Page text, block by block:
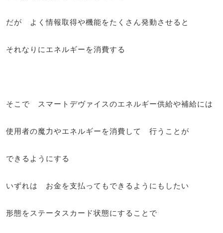
だが よく情報取得や機能をたくさん発動させると
それなりにエネルギーを消費する
そこで スマートデヴァイスのエネルギー供給や補給には
使用者の魔力やエネルギーを消費して 行うことが
できるようにする
いずれは お金を支払ってもできるようにもしたい
形態をステータスカード状態にすることで